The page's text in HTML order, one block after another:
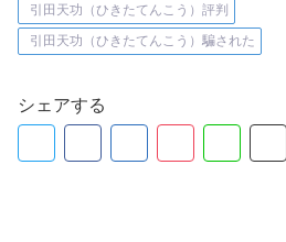
引田天功（ひきたてんこう）評判
引田天功（ひきたてんこう）騙された
シェアする